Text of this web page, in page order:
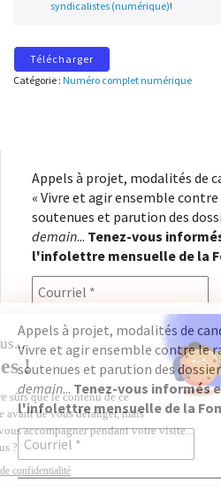
syndicalistes (numérique)!
Télécharger
Catégorie : Numéro complet numérique
Appels à projet, modalités de
« Vivre et agir ensemble
soutenues et parution des
demain... Tenez-vous
l'infolettre mensuelle de la
En renseignant votre adresse
consentez à recevoir
Seligmann, conformément à
confidentialité. Il vous sera
désabonner à tout moment.
Appels à projet, modalités de
Vivre et agir ensemble contre le
soutenues et parution des
demain... Tenez-vous informés
l'infolettre mensuelle de la